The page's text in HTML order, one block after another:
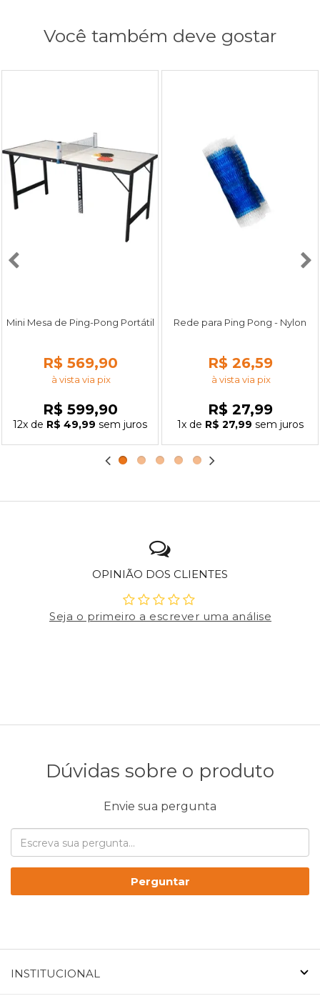
Você também deve gostar
Mini Mesa de Ping-Pong Portátil
R$ 569,90
à vista via pix
R$ 599,90
12x de R$ 49,99 sem juros
Rede para Ping Pong - Nylon
R$ 26,59
à vista via pix
R$ 27,99
1xde R$ 27,99 sem juros
OPINIÃO DOS CLIENTES
Seja o primeiro a escrever uma análise
Dúvidas sobre o produto
Envie sua pergunta
Perguntar
INSTITUCIONAL